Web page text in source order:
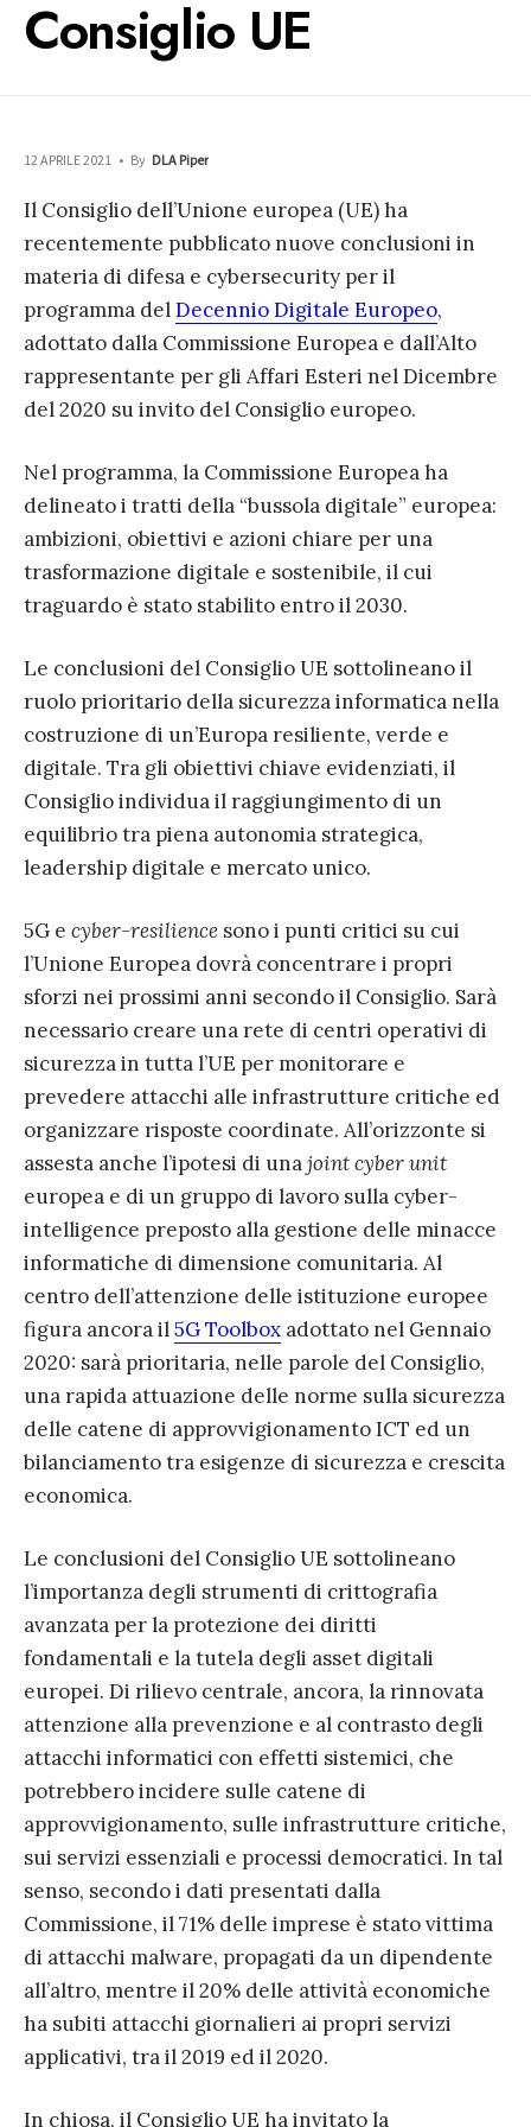
Consiglio UE
12 APRILE 2021 • By DLA Piper
Il Consiglio dell’Unione europea (UE) ha
recentemente pubblicato nuove conclusioni in
materia di difesa e cybersecurity per il
programma delDecennio Digitale Europeo,
adottato dalla Commissione Europea e dall’Alto
rappresentante per gli Affari Esteri nel Dicembre
del 2020 su invito del Consiglio europeo.
Nel programma, la Commissione Europea ha
delineato i tratti della “bussola digitale” europea:
ambizioni, obiettivi e azioni chiare per una
trasformazione digitale e sostenibile, il cui
traguardo è stato stabilito entro il 2030.
Le conclusioni del Consiglio UE sottolineano il
ruolo prioritario della sicurezza informatica nella
costruzione di un’Europa resiliente, verde e
digitale. Tra gli obiettivi chiave evidenziati, il
Consiglio individua il raggiungimento di un
equilibrio tra piena autonomia strategica,
leadership digitale e mercato unico.
5G e cyber-resilience sono i punti critici su cui
l’Unione Europea dovrà concentrare i propri
sforzi nei prossimi anni secondo il Consiglio. Sarà
necessario creare una rete di centri operativi di
sicurezza in tutta l’UE per monitorare e
prevedere attacchi alle infrastrutture critiche ed
organizzare risposte coordinate. All’orizzonte si
assesta anche l’ipotesi di unajoint cyber unit
europea e di un gruppo di lavoro sulla cyber-
intelligence preposto alla gestione delle minacce
informatiche di dimensione comunitaria. Al
centro dell’attenzione delle istituzione europee
figura ancora il5G Toolbox adottato nel Gennaio
2020: sarà prioritaria, nelle parole del Consiglio,
una rapida attuazione delle norme sulla sicurezza
delle catene di approvvigionamento ICT ed un
bilanciamento tra esigenze di sicurezza e crescita
economica.
Le conclusioni del Consiglio UE sottolineano
l’importanza degli strumenti di crittografia
avanzata per la protezione dei diritti
fondamentali e la tutela degli asset digitali
europei. Di rilievo centrale, ancora, la rinnovata
attenzione alla prevenzione e al contrasto degli
attacchi informatici con effetti sistemici, che
potrebbero incidere sulle catene di
approvvigionamento, sulle infrastrutture critiche,
sui servizi essenziali e processi democratici. In tal
senso, secondo i dati presentati dalla
Commissione, il 71% delle imprese è stato vittima
di attacchi malware, propagati da un dipendente
all’altro, mentre il 20% delle attività economiche
ha subiti attacchi giornalieri ai propri servizi
applicativi, tra il 2019 ed il 2020.
In chiosa, il Consiglio UE ha invitato la